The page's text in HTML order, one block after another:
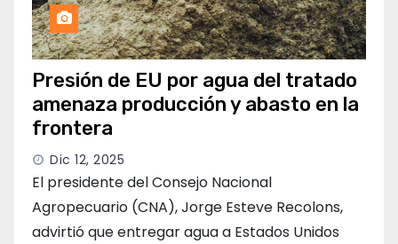
Presión de EU por agua del tratado
amenaza producción y abasto en la
frontera
Dic 12, 2025
El presidente del Consejo Nacional
Agropecuario (CNA), Jorge Esteve Recolons,
advirtió que entregar agua a Estados Unidos